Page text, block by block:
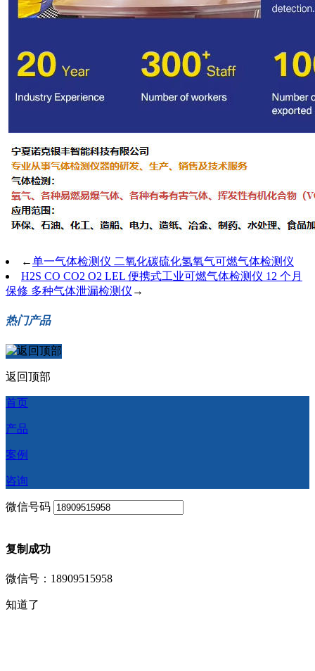
←单一气体检测仪 二氧化碳硫化氢氧气可燃气体检测仪
H2S CO CO2 O2 LEL 便携式工业可燃气体检测仪 12 个月
保修 多种气体泄漏检测仪 →
热门产品
返回顶部
首页
产品
案例
咨询
微信号码
复制成功
微信号：18909515958
知道了